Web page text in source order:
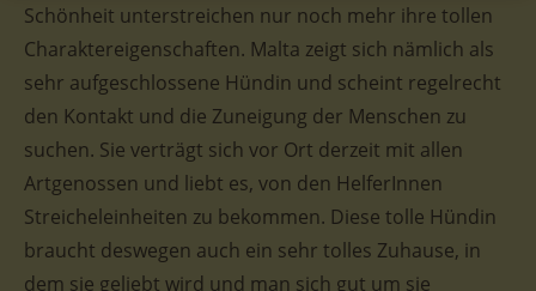
Schönheit unterstreichen nur noch mehr ihre tollen
Charaktereigenschaften. Malta zeigt sich nämlich als
sehr aufgeschlossene Hündin und scheint regelrecht
den Kontakt und die Zuneigung der Menschen zu
suchen. Sie verträgt sich vor Ort derzeit mit allen
Artgenossen und liebt es, von den HelferInnen
Streicheleinheiten zu bekommen. Diese tolle Hündin
braucht deswegen auch ein sehr tolles Zuhause, in
dem sie geliebt wird und man sich gut um sie